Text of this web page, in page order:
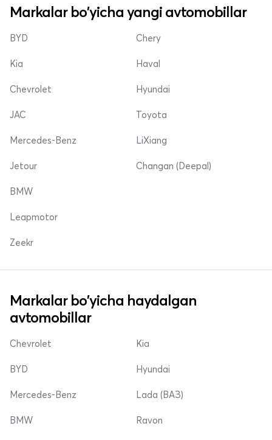
Markalar bo'yicha yangi avtomobillar
BYD
Kia
Chevrolet
Chery
Haval
Hyundai
JAC
Mercedes-Benz
Jetour
Toyota
LiXiang
Changan (Deepal)
BMW
Leapmotor
Zeekr
Markalar bo'yicha haydalgan
avtomobillar
Chevrolet
BYD
Mercedes-Benz
Kia
Hyundai
Lada (ВАЗ)
BMW Ravon